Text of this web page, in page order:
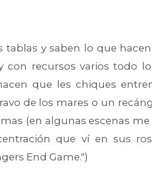
tablas y saben lo que
con recursos varios todo
que les chiques
de los mares o un
(en algunas escenas
que ví en sus
End Game.")